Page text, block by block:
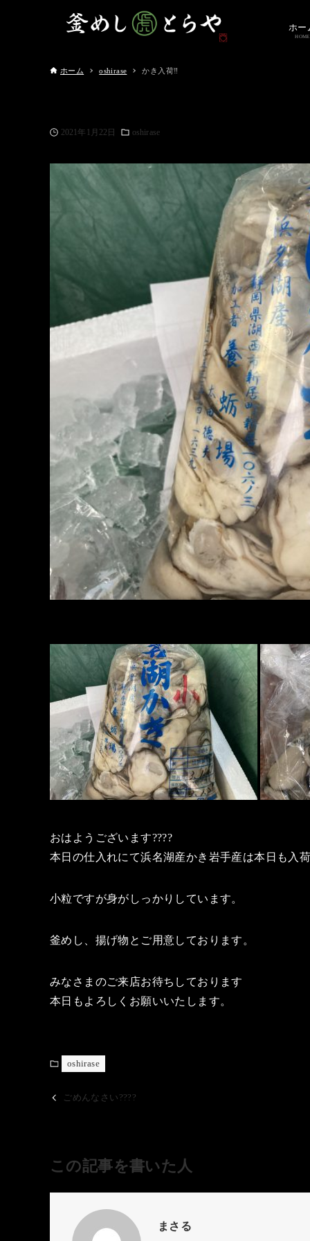
ホー
HOME
ホーム oshirase かき入荷‼️
2021年1月22日 oshirase
おはようございます????
本日の仕入れにて浜名湖産かき岩手産は本日も入
小粒ですが身がしっかりしています。
釜めし、揚げ物とご用意しております。
みなさまのご来店お待ちしております
本日もよろしくお願いいたします。
oshirase
ごめんなさい????
この記事を書いた人
まさる